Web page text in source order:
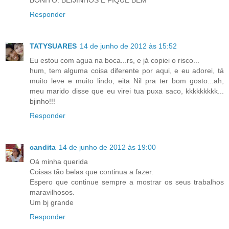
Responder
TATYSUARES 14 de junho de 2012 às 15:52
Eu estou com agua na boca...rs, e já copiei o risco...
hum, tem alguma coisa diferente por aqui, e eu adorei, tá
muito leve e muito lindo, eita Nil pra ter bom gosto...ah,
meu marido disse que eu virei tua puxa saco, kkkkkkkkk...
bjinho!!!
Responder
candita 14 de junho de 2012 às 19:00
Oá minha querida
Coisas tão belas que continua a fazer.
Espero que continue sempre a mostrar os seus trabalhos
maravilhosos.
Um bj grande
Responder